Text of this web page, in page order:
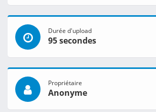
Durée d'upload
95 secondes
Propriétaire
Anonyme